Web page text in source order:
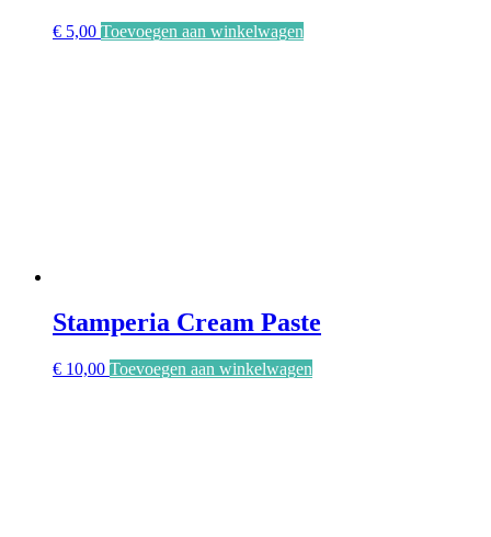
€ 5,00 Toevoegen aan winkelwagen
Stamperia Cream Paste
€ 10,00 Toevoegen aan winkelwagen